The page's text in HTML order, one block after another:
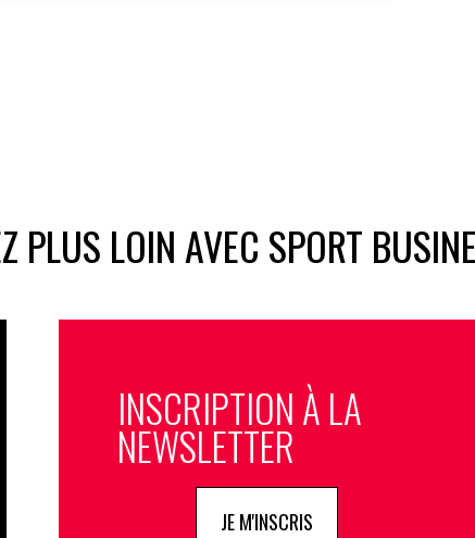
PLUS LOIN AVEC SPORT
INSCRIPTION À LA
NEWSLETTER
JE M'INSCRIS